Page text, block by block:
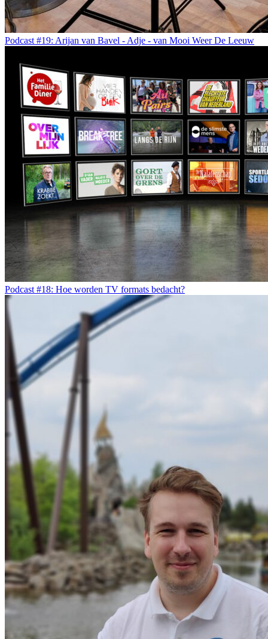
Podcast #19: Arijan van Bavel - Adje - van Mooi Weer De Leeuw
Podcast #18: Hoe worden TV formats bedacht?